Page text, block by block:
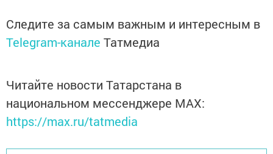
Следите за самым важным и интересным в
Telegram-канале Татмедиа
Читайте новости Татарстана в
национальном мессенджере MАХ:
https://max.ru/tatmedia